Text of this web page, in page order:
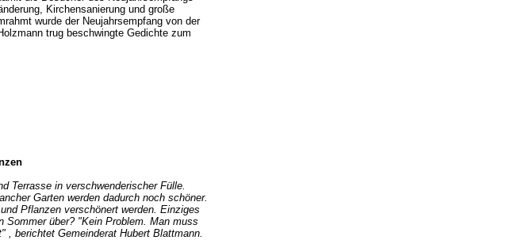
Kirchensanierung und große
wurde der Neujahrsempfang von der
trug beschwingte Gedichte zum
Terrasse in verschwenderischer Fülle.
Garten werden dadurch noch schöner.
Pflanzen verschönert werden. Einziges
Sommer über? "Kein Problem. Man muss
, berichtet Gemeinderat Hubert Blattmann.